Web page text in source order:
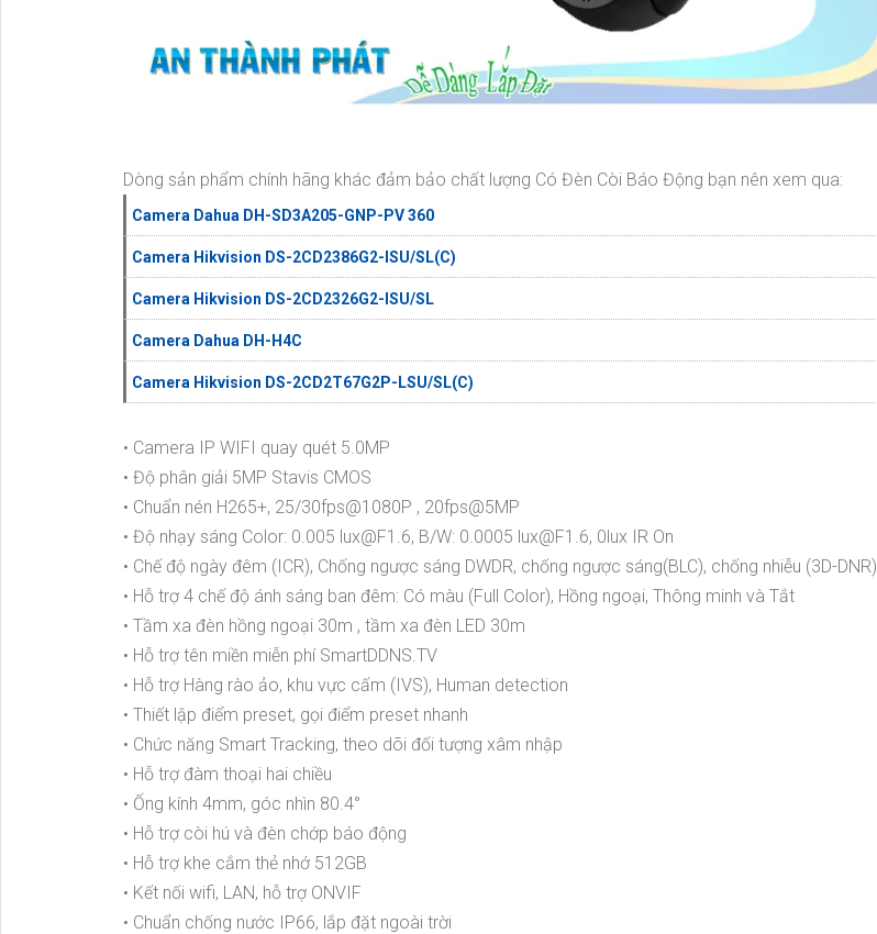
Dòng sản phẩm chính hãng khác đảm bảo chất lượng Có Đèn Còi Báo Động bạn nên xem qua:
Camera Dahua DH-SD3A205-GNP-PV 360
Camera Hikvision DS-2CD2386G2-ISU/SL(C)
Camera Hikvision DS-2CD2326G2-ISU/SL
Camera Dahua DH-H4C
Camera Hikvision DS-2CD2T67G2P-LSU/SL(C)
• Camera IP WIFI quay quét 5.0MP
• Độ phân giải 5MP Stavis CMOS
• Chuẩn nén H265+, 25/30fps@1080P , 20fps@5MP
• Độ nhạy sáng Color: 0.005 lux@F1.6, B/W: 0.0005 lux@F1.6, 0lux IR On
• Chế độ ngày đêm (ICR), Chống ngược sáng DWDR, chống ngược sáng(BLC), chống nhiễu (3D-DNR).
• Hỗ trợ 4 chế độ ánh sáng ban đêm: Có màu (Full Color), Hồng ngoại, Thông minh và Tắt
• Tầm xa đèn hồng ngoại 30m , tầm xa đèn LED 30m
• Hỗ trợ tên miền miễn phí SmartDDNS.TV
• Hỗ trợ Hàng rào ảo, khu vực cấm (IVS), Human detection
• Thiết lập điểm preset, gọi điểm preset nhanh
• Chức năng Smart Tracking, theo dõi đối tượng xâm nhập
• Hỗ trợ đàm thoại hai chiều
• Ống kính 4mm, góc nhìn 80.4°
• Hỗ trợ còi hú và đèn chớp báo động
• Hỗ trợ khe cắm thẻ nhớ 512GB
• Kết nối wifi, LAN, hỗ trợ ONVIF
• Chuẩn chống nước IP66, lắp đặt ngoài trời